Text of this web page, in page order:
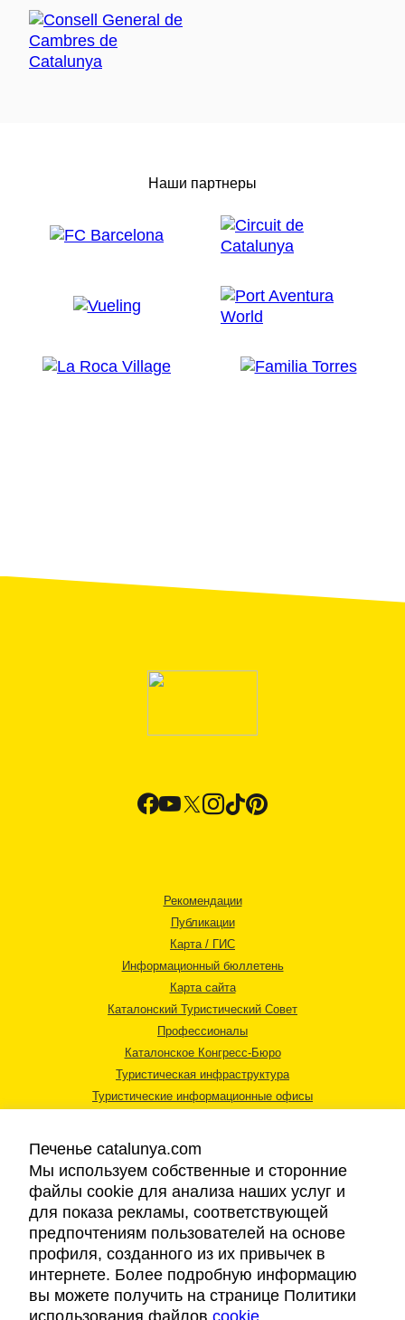
Наши партнеры
Рекомендации
Публикации
Карта / ГИС
Информационный бюллетень
Карта сайта
Каталонский Туристический Совет
Профессионалы
Каталонское Конгресс-Бюро
Туристическая инфраструктура
Туристические информационные офисы
Правовая информация
Cookies
Доступность
Печенье catalunya.com
Мы используем собственные и сторонние
файлы cookie для анализа наших услуг и
для показа рекламы, соответствующей
предпочтениям пользователей на основе
профиля, созданного из их привычек в
интернете. Более подробную информацию
вы можете получить на странице Политики
использования файлов cookie